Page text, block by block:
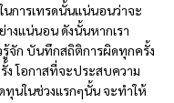
นการเทรดนั้นแน่นอนว่าจะ
งแน่นอน ดังนั้นหากเรา
รู้จัก บันทึกสถิติการผิดทุกครั้ง
ง โอกาสที่จะประสบความ
ดทุนในช่วงแรกๆนั้น จะทำให้